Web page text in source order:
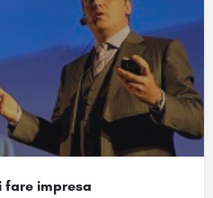
fare impresa